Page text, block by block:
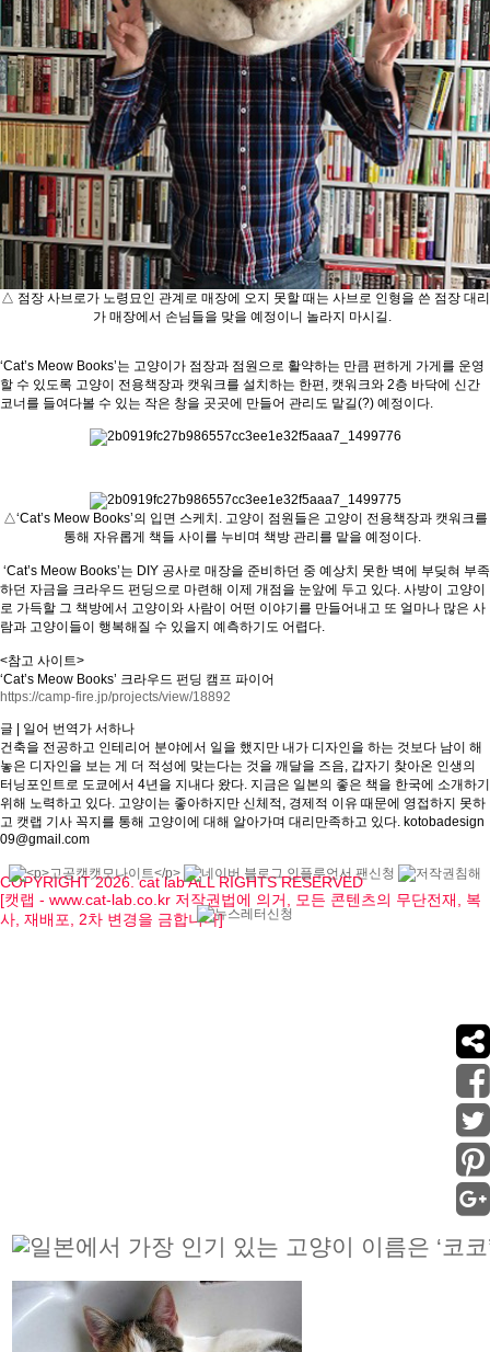
△ 점장 사브로가 노령묘인 관계로 매장에 오지 못할 때는 사브로 인형을 쓴 점장 대리
가 매장에서 손님들을 맞을 예정이니 놀라지 마시길.
‘Cat’s Meow Books’는 고양이가 점장과 점원으로 활약하는 만큼 편하게 가게를 운영
할 수 있도록 고양이 전용책장과 캣워크를 설치하는 한편, 캣워크와 2층 바닥에 신간
코너를 들여다볼 수 있는 작은 창을 곳곳에 만들어 관리도 맡길(?) 예정이다.
△‘Cat’s Meow Books’의 입면 스케치. 고양이 점원들은 고양이 전용책장과 캣워크를
통해 자유롭게 책들 사이를 누비며 책방 관리를 맡을 예정이다.
‘Cat’s Meow Books’는 DIY 공사로 매장을 준비하던 중 예상치 못한 벽에 부딪혀 부족
하던 자금을 크라우드 펀딩으로 마련해 이제 개점을 눈앞에 두고 있다. 사방이 고양이
로 가득할 그 책방에서 고양이와 사람이 어떤 이야기를 만들어내고 또 얼마나 많은 사
람과 고양이들이 행복해질 수 있을지 예측하기도 어렵다.
<참고 사이트>
‘Cat’s Meow Books’ 크라우드 펀딩 캠프 파이어
https://camp-fire.jp/projects/view/18892
글 | 일어 번역가 서하나
건축을 전공하고 인테리어 분야에서 일을 했지만 내가 디자인을 하는 것보다 남이 해
놓은 디자인을 보는 게 더 적성에 맞는다는 것을 깨달을 즈음, 갑자기 찾아온 인생의
터닝포인트로 도쿄에서 4년을 지내다 왔다. 지금은 일본의 좋은 책을 한국에 소개하기
위해 노력하고 있다. 고양이는 좋아하지만 신체적, 경제적 이유 때문에 영접하지 못하
고 캣랩 기사 꼭지를 통해 고양이에 대해 알아가며 대리만족하고 있다. kotobadesign
09@gmail.com
COPYRIGHT 2026. cat lab ALL RIGHTS RESERVED
[캣랩 - www.cat-lab.co.kr 저작권법에 의거, 모든 콘텐츠의 무단전재, 복
사, 재배포, 2차 변경을 금합니다]